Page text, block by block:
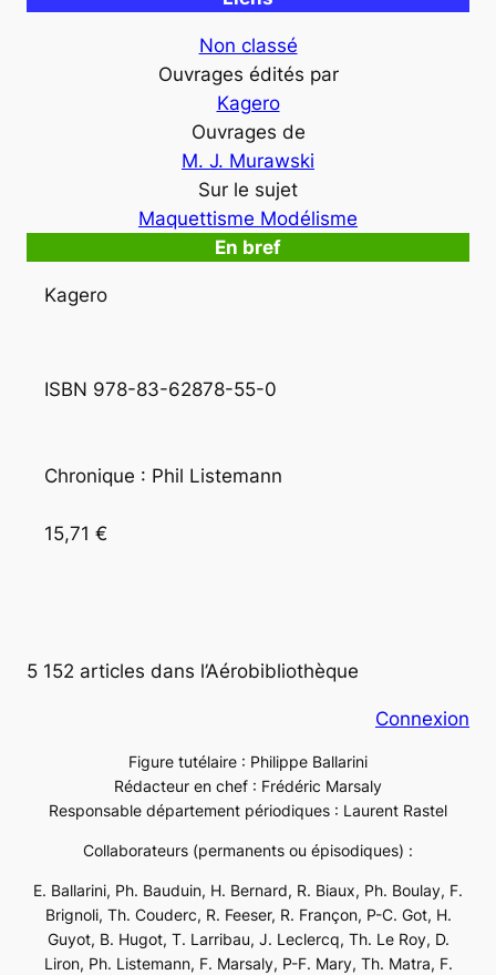
Non classé
Ouvrages édités par
Kagero
Ouvrages de
M. J. Murawski
Sur le sujet
Maquettisme Modélisme
En bref
Kagero
ISBN 978-83-62878-55-0
Chronique : Phil Listemann
15,71 €
5 152 articles dans l’Aérobibliothèque
Connexion
Figure tutélaire : Philippe Ballarini
Rédacteur en chef : Frédéric Marsaly
Responsable département périodiques : Laurent Rastel
Collaborateurs (permanents ou épisodiques) :
E. Ballarini, Ph. Bauduin, H. Bernard, R. Biaux, Ph. Boulay, F.
Brignoli, Th. Couderc, R. Feeser, R. Françon, P-C. Got, H.
Guyot, B. Hugot, T. Larribau, J. Leclercq, Th. Le Roy, D.
Liron, Ph. Listemann, F. Marsaly, P-F. Mary, Th. Matra, F.